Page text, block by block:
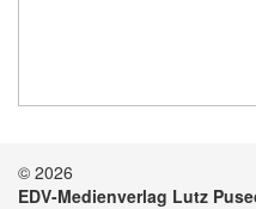
© 2026
EDV-Medienverlag Lutz